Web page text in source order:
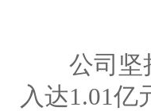
公司坚持
入达1.01亿